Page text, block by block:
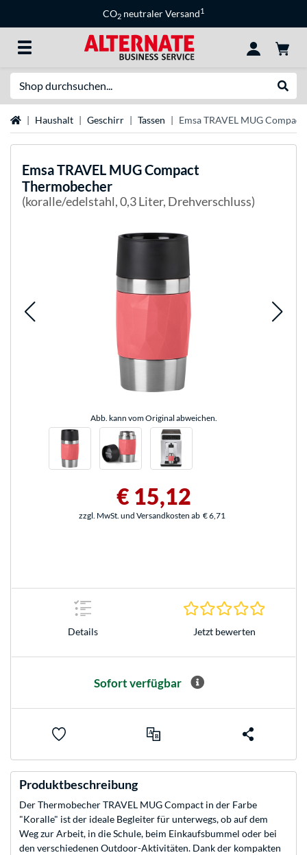
CO2 neutraler Versand1
StartseiteHaushalt Geschirr Tassen Emsa TRAVEL MUG
EmsaTRAVEL MUG Compact
Thermobecher
(koralle/edelstahl, 0,3 Liter, Drehverschluss)
Abb. kann vom Original abweichen.
€ 15,12
zzgl. MwSt. und Versandkosten ab € 6,71
Details Jetzt bewerten
Sofort verfügbar
Produktbeschreibung
Der Thermobecher TRAVEL MUG Compact in der Farbe
"Koralle" ist der ideale Begleiter für unterwegs, ob auf dem
Weg zur Arbeit, in die Schule, beim Einkaufsbummel oder bei
den verschiedenen Outdoor-Aktivitäten. Dank der kompakten